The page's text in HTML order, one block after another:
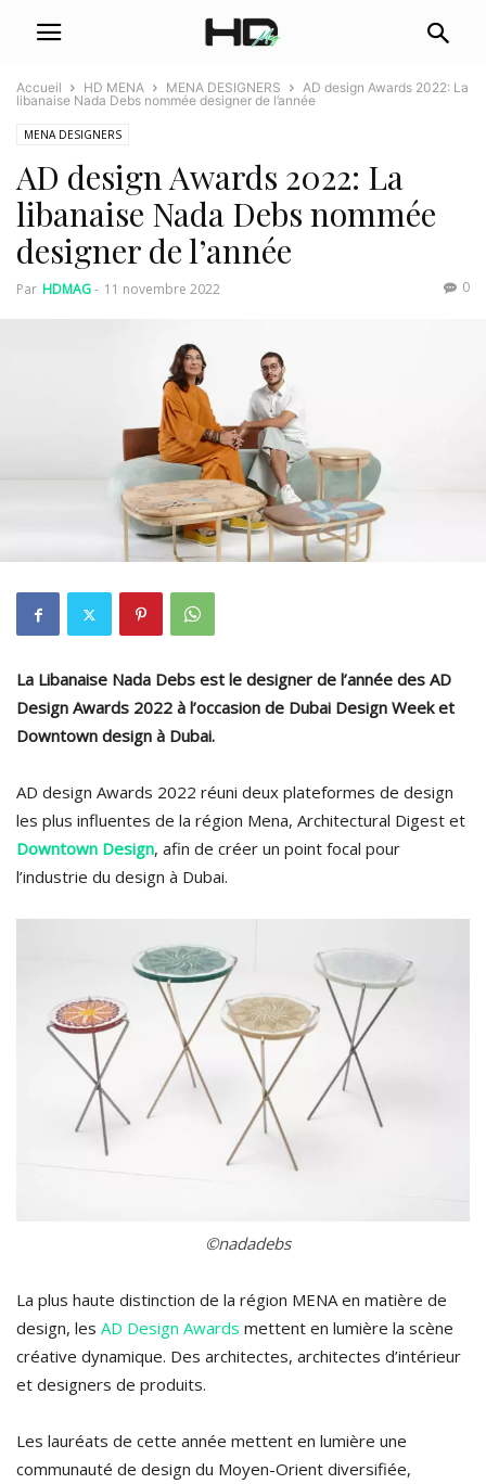
Accueil HD MENA MENA DESIGNERS
AD design Awards 2022: La
libanaise Nada Debs nommée designer de l’année
MENA DESIGNERS
AD design Awards 2022: La
libanaise Nada Debs nommée
designer de l’année
Par HDMAG- 11 novembre 2022 0
La Libanaise Nada Debs est le designer de l’année des AD
Design Awards 2022 à l’occasion de Dubai Design Week et
Downtown design à Dubai.
AD design Awards 2022 réuni deux plateformes de design
les plus influentes de la région Mena, Architectural Digest et
Downtown Design, afin de créer un point focal pour
l’industrie du design à Dubai.
©nadadebs
La plus haute distinction de la région MENA en matière de
design, les AD Design Awards mettent en lumière la scène
créative dynamique. Des architectes, architectes d’intérieur
et designers de produits.
Les lauréats de cette année mettent en lumière une
communauté de design du Moyen-Orient diversifiée,